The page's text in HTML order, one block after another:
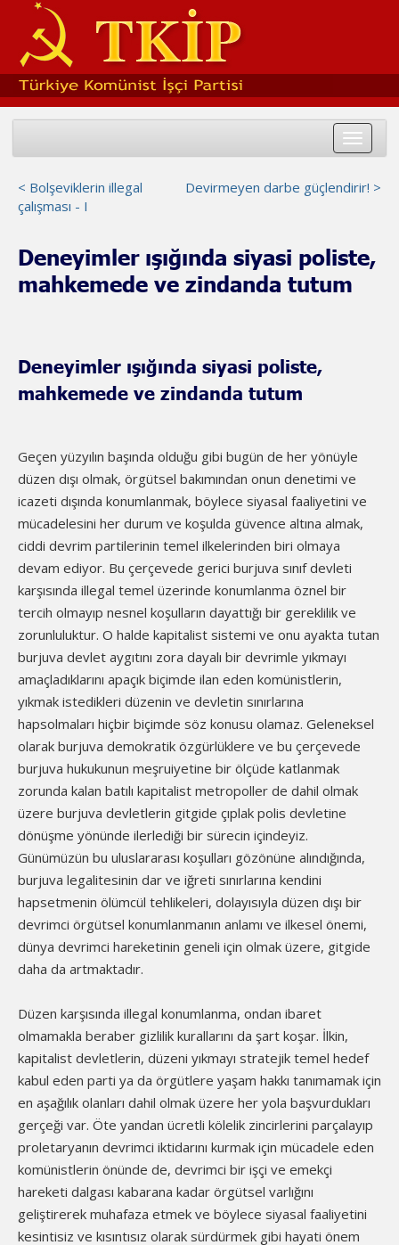
Toggle
Devirmeyen darbe güçlendirir! >
< Bolşeviklerin illegal
çalışması - I
Deneyimler ışığında siyasi poliste,
mahkemede ve zindanda tutum
Deneyimler ışığında siyasi poliste,
mahkemede ve zindanda tutum
Geçen yüzyılın başında olduğu gibi bugün de her yönüyle
düzen dışı olmak, örgütsel bakımından onun denetimi ve
icazeti dışında konumlanmak, böylece siyasal faaliyetini ve
mücadelesini her durum ve koşulda güvence altına almak,
ciddi devrim partilerinin temel ilkelerinden biri olmaya
devam ediyor. Bu çerçevede gerici burjuva sınıf devleti
karşısında illegal temel üzerinde konumlanma öznel bir
tercih olmayıp nesnel koşulların dayattığı bir gereklilik ve
zorunluluktur. O halde kapitalist sistemi ve onu ayakta tutan
burjuva devlet aygıtını zora dayalı bir devrimle yıkmayı
amaçladıklarını apaçık biçimde ilan eden komünistlerin,
yıkmak istedikleri düzenin ve devletin sınırlarına
hapsolmaları hiçbir biçimde söz konusu olamaz. Geleneksel
olarak burjuva demokratik özgürlüklere ve bu çerçevede
burjuva hukukunun meşruiyetine bir ölçüde katlanmak
zorunda kalan batılı kapitalist metropoller de dahil olmak
üzere burjuva devletlerin gitgide çıplak polis devletine
dönüşme yönünde ilerlediği bir sürecin içindeyiz.
Günümüzün bu uluslararası koşulları gözönüne alındığında,
burjuva legalitesinin dar ve iğreti sınırlarına kendini
hapsetmenin ölümcül tehlikeleri, dolayısıyla düzen dışı bir
devrimci örgütsel konumlanmanın anlamı ve ilkesel önemi,
dünya devrimci hareketinin geneli için olmak üzere, gitgide
daha da artmaktadır.
Düzen karşısında illegal konumlanma, ondan ibaret
olmamakla beraber gizlilik kurallarını da şart koşar. İlkin,
kapitalist devletlerin, düzeni yıkmayı stratejik temel hedef
kabul eden parti ya da örgütlere yaşam hakkı tanımamak için
en aşağılık olanları dahil olmak üzere her yola başvurdukları
gerçeği var. Öte yandan ücretli kölelik zincirlerini parçalayıp
proletaryanın devrimci iktidarını kurmak için mücadele eden
komünistlerin önünde de, devrimci bir işçi ve emekçi
hareketi dalgası kabarana kadar örgütsel varlığını
geliştirerek muhafaza etmek ve böylece siyasal faaliyetini
kesintisiz ve kısıntısız olarak sürdürmek gibi hayati önem